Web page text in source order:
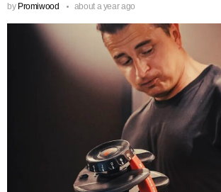
by Promiwood about a year ago